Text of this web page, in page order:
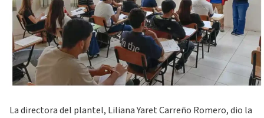
La directora del plantel, Liliana Yaret Carreño Romero, dio la